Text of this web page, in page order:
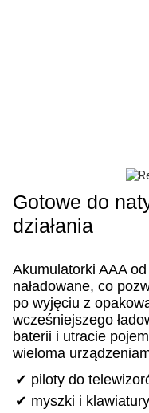
Gotowe do
działania
Akumulatorki AAA
naładowane, co
po wyjęciu z
wcześniejszego
baterii i utracie
wieloma
✔ piloty do
✔ myszki i